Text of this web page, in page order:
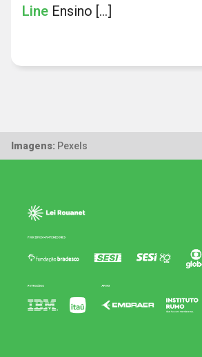
Line Ensino [...]
Imagens: Pexels